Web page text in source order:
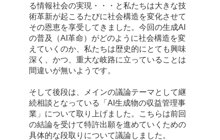
る情報社会の実現・・・と私たちは大きな技
術革新が起こるたびに社会構造を変化させて
その恩恵を享受してきました。今回の生成AI
の普及（AI革命）がどのように社会構造を変
えていくのか、私たちは歴史的にとても興味
深く、かつ、重大な岐路に立っていることは
間違いが無いようです。
そして後段は、メインの議論テーマとして継
続相談となっている「AI生成物の収益管理事
業」について取り上げました。こちらは前回
の結論を受けて特許出願を進めていくための
具体的な段取りについて議論しました。